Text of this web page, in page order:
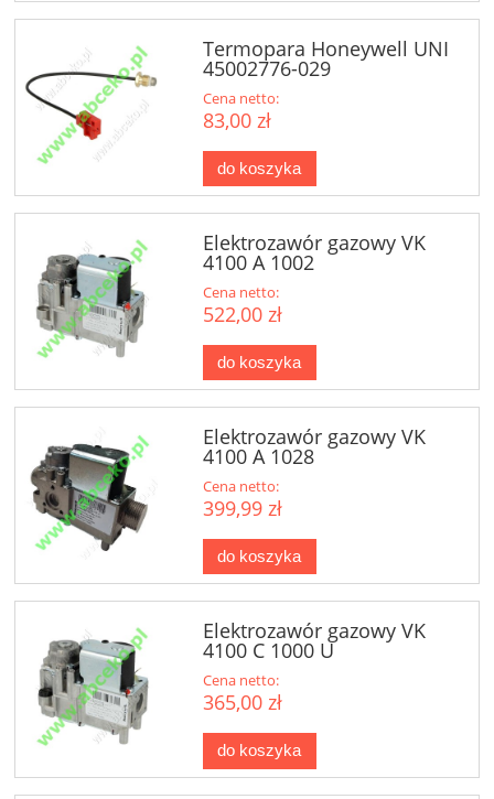
Termopara Honeywell UNI
45002776-029
Cena netto:
83,00 zł
do koszyka
Elektrozawór gazowy VK
4100 A 1002
Cena netto:
522,00 zł
do koszyka
Elektrozawór gazowy VK
4100 A 1028
Cena netto:
399,99 zł
do koszyka
Elektrozawór gazowy VK
4100 C 1000 U
Cena netto:
365,00 zł
do koszyka